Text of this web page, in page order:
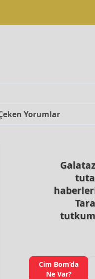
Yorumlar
Cim Bom’da
Ne Var?